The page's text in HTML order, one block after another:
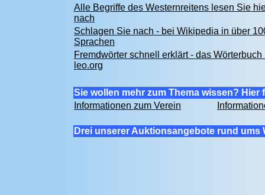
Alle Begriffe des Westernreitens lesen Sie
nach
Schlagen Sie nach - bei Wikipedia in über
Sprachen
Fremdwörter schnell erklärt - das Wörterbuch
leo.org
Sie wollen mehr zum Thema wissen? Hier
Informationen zum Verein
Drei unserer Auktionsangebote rund ums